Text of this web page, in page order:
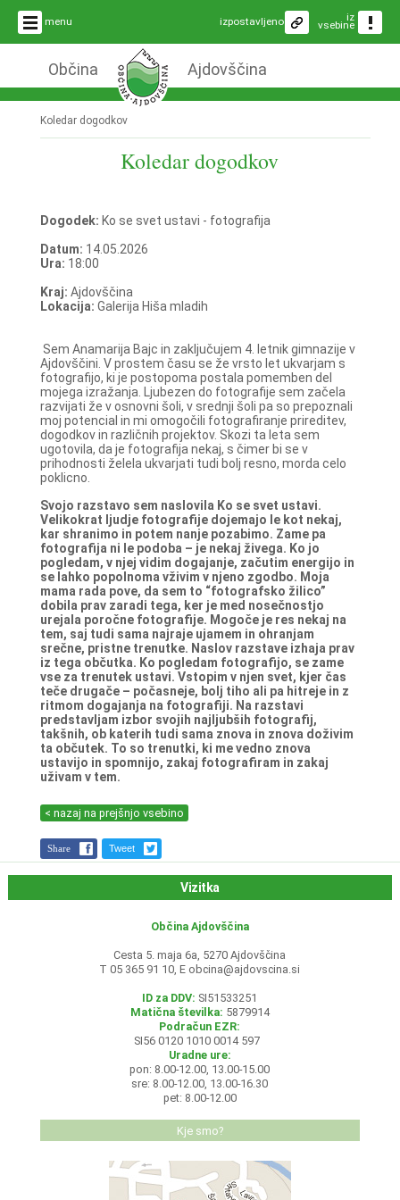
menu iz
vsebine
izpostavljeno
Občina Ajdovščina
Koledar dogodkov
Koledar dogodkov
Dogodek: Ko se svet ustavi - fotografija
Datum: 14.05.2026
Ura: 18:00
Kraj: Ajdovščina
Lokacija: Galerija Hiša mladih
Sem Anamarija Bajc in zaključujem 4. letnik gimnazije v
Ajdovščini. V prostem času se že vrsto let ukvarjam s
fotografijo, ki je postopoma postala pomemben del
mojega izražanja. Ljubezen do fotografije sem začela
razvijati že v osnovni šoli, v srednji šoli pa so prepoznali
moj potencial in mi omogočili fotografiranje prireditev,
dogodkov in različnih projektov. Skozi ta leta sem
ugotovila, da je fotografija nekaj, s čimer bi se v
prihodnosti želela ukvarjati tudi bolj resno, morda celo
poklicno.
Svojo razstavo sem naslovila Ko se svet ustavi.
Velikokrat ljudje fotografije dojemajo le kot nekaj,
kar shranimo in potem nanje pozabimo. Zame pa
fotografija ni le podoba – je nekaj živega. Ko jo
pogledam, v njej vidim dogajanje, začutim energijo in
se lahko popolnoma vživim v njeno zgodbo. Moja
mama rada pove, da sem to “fotografsko žilico”
dobila prav zaradi tega, ker je med nosečnostjo
urejala poročne fotografije. Mogoče je res nekaj na
tem, saj tudi sama najraje ujamem in ohranjam
srečne, pristne trenutke. Naslov razstave izhaja prav
iz tega občutka. Ko pogledam fotografijo, se zame
vse za trenutek ustavi. Vstopim v njen svet, kjer čas
teče drugače – počasneje, bolj tiho ali pa hitreje in z
ritmom dogajanja na fotografiji. Na razstavi
predstavljam izbor svojih najljubših fotografij,
takšnih, ob katerih tudi sama znova in znova doživim
ta občutek. To so trenutki, ki me vedno znova
ustavijo in spomnijo, zakaj fotografiram in zakaj
uživam v tem.
< nazaj na prejšnjo vsebino
Share Tweet
Vizitka
Občina Ajdovščina
Cesta 5. maja 6a, 5270 Ajdovščina
T 05 365 91 10, E obcina@ajdovscina.si
ID za DDV: SI51533251
Matična številka: 5879914
Podračun EZR:
SI56 0120 1010 0014 597
Uradne ure:
pon: 8.00-12.00, 13.00-15.00
sre: 8.00-12.00, 13.00-16.30
pet: 8.00-12.00
Kje smo?